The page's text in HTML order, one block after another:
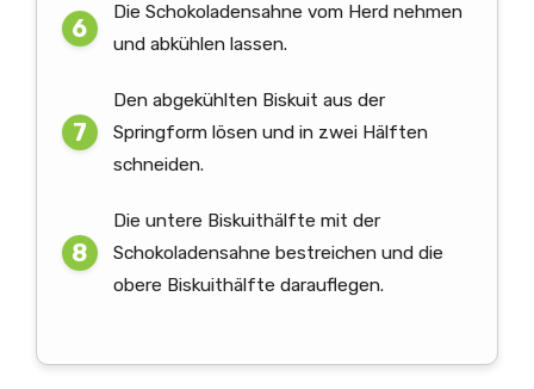
Die Schokoladensahne vom Herd nehmen
und abkühlen lassen.
Den abgekühlten Biskuit aus der
Springform lösen und in zwei Hälften
schneiden.
Die untere Biskuithälfte mit der
Schokoladensahne bestreichen und die
obere Biskuithälfte darauflegen.